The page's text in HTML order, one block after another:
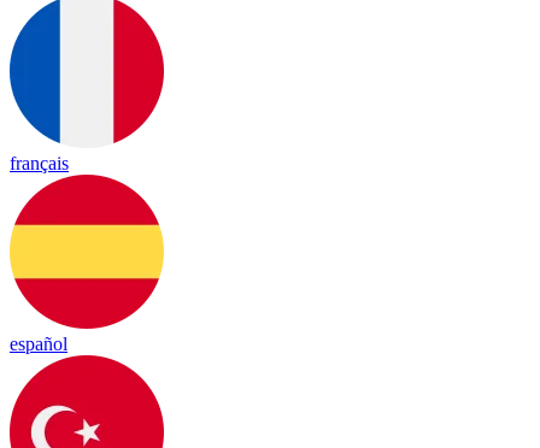
français
español